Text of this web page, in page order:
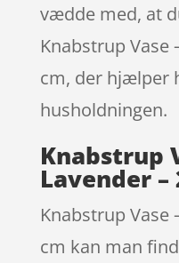
vædde med, at
Knabstrup Vase
cm, der hjælper
husholdningen.
Knabstrup
Lavender –
Knabstrup Vase
cm kan man